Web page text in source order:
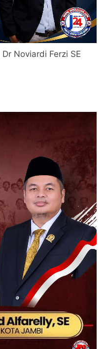
Noviardi Ferzi SE